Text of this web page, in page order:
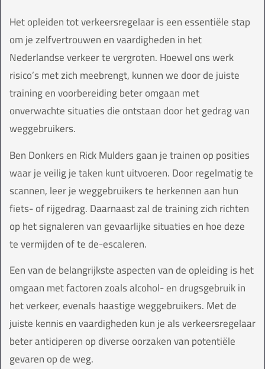
Het opleiden tot verkeersregelaar is een essentiële stap
om je zelfvertrouwen en vaardigheden in het
Nederlandse verkeer te vergroten. Hoewel ons werk
risico’s met zich meebrengt, kunnen we door de juiste
training en voorbereiding beter omgaan met
onverwachte situaties die ontstaan door het gedrag van
weggebruikers.
Ben Donkers en Rick Mulders gaan je trainen op posities
waar je veilig je taken kunt uitvoeren. Door regelmatig te
scannen, leer je weggebruikers te herkennen aan hun
fiets- of rijgedrag. Daarnaast zal de training zich richten
op het signaleren van gevaarlijke situaties en hoe deze
te vermijden of te de-escaleren.
Een van de belangrijkste aspecten van de opleiding is het
omgaan met factoren zoals alcohol- en drugsgebruik in
het verkeer, evenals haastige weggebruikers. Met de
juiste kennis en vaardigheden kun je als verkeersregelaar
beter anticiperen op diverse oorzaken van potentiële
gevaren op de weg.